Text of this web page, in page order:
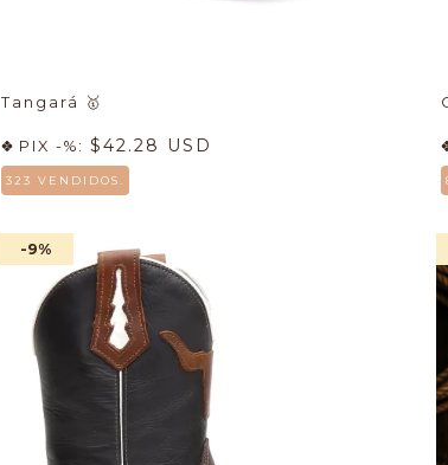
Tangará 🥇
PIX -%: $42.28 USD
323 VENDIDOS.
-9%